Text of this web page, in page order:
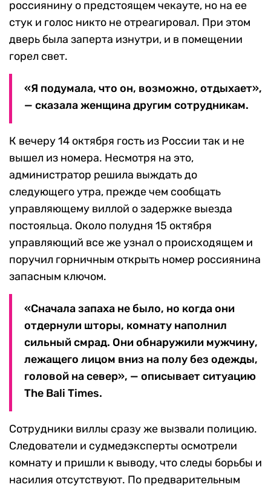
россиянину о предстоящем чекауте, но на ее
стук и голос никто не отреагировал. При этом
дверь была заперта изнутри, и в помещении
горел свет.
«Я подумала, что он, возможно, отдыхает»,
— сказала женщина другим сотрудникам.
К вечеру 14 октября гость из России так и не
вышел из номера. Несмотря на это,
администратор решила выждать до
следующего утра, прежде чем сообщать
управляющему виллой о задержке выезда
постояльца. Около полудня 15 октября
управляющий все же узнал о происходящем и
поручил горничным открыть номер россиянина
запасным ключом.
«Сначала запаха не было, но когда они
отдернули шторы, комнату наполнил
сильный смрад. Они обнаружили мужчину,
лежащего лицом вниз на полу без одежды,
головой на север», — описывает ситуацию
The Bali Times.
Сотрудники виллы сразу же вызвали полицию.
Следователи и судмедэксперты осмотрели
комнату и пришли к выводу, что следы борьбы и
насилия отсутствуют. По предварительным